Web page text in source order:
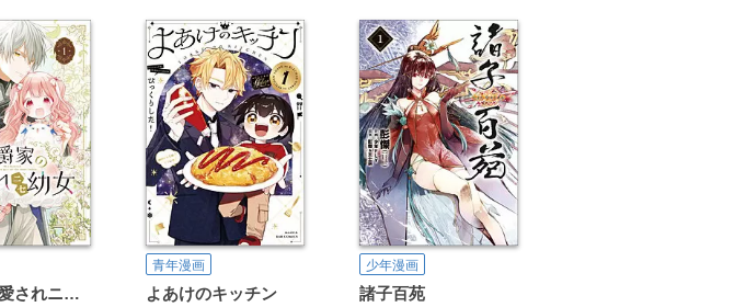
公爵家の愛されニセ幼女
青年漫画
よあけのキッチン
少年漫画
諸子百苑